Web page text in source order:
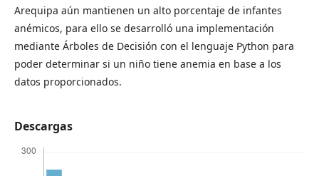
Arequipa aún mantienen un alto porcentaje de infantes
anémicos, para ello se desarrolló una implementación
mediante Árboles de Decisión con el lenguaje Python para
poder determinar si un niño tiene anemia en base a los
datos proporcionados.
Descargas